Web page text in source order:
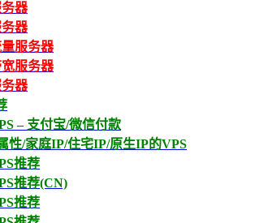
器
器
服务器
服务器
器
– 支付宝/微信付款
性/家庭IP/住宅IP/原生IP的VPS
推荐
推荐(CN)
推荐